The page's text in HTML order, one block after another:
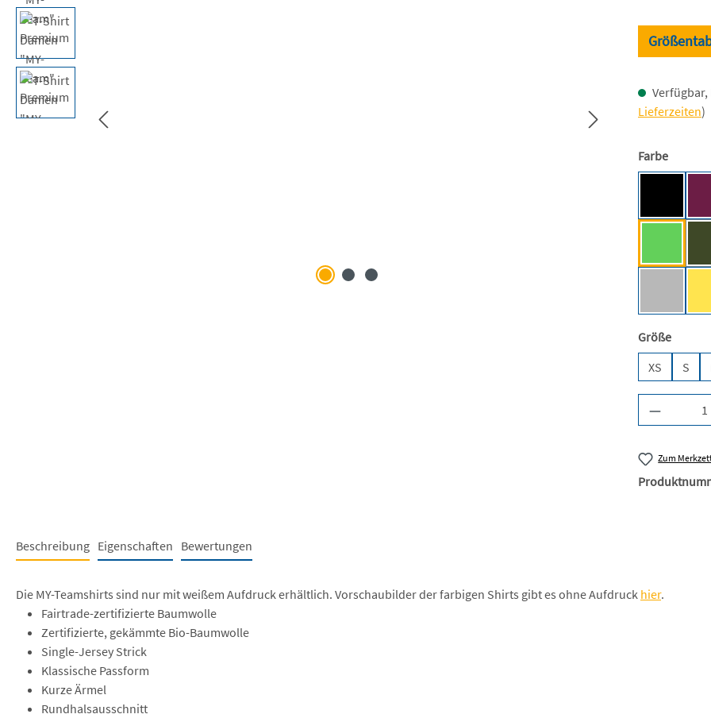
Verfügbar,
Lieferzeiten)
Farbe
Größe
XS
S
Zum
Beschreibung Eigenschaften Bewertungen
Die MY-Teamshirts sind nur mit weißem Aufdruck erhältlich. Vorschaubilder der farbigen Shirts gibt es ohne Aufdruck hier.
Fairtrade-zertifizierte Baumwolle
Zertifizierte, gekämmte Bio-Baumwolle
Single-Jersey Strick
Klassische Passform
Kurze Ärmel
Rundhalsausschnitt